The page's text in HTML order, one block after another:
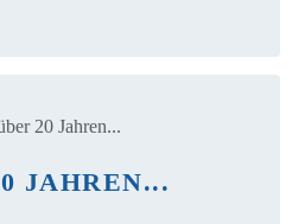
JAHREN...